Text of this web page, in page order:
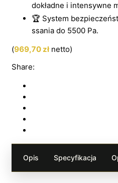
dokładne i intensywne
🏆 System
ssania do 5500 Pa.
(969,70złnetto)
Share:
Opis Specyfikacja